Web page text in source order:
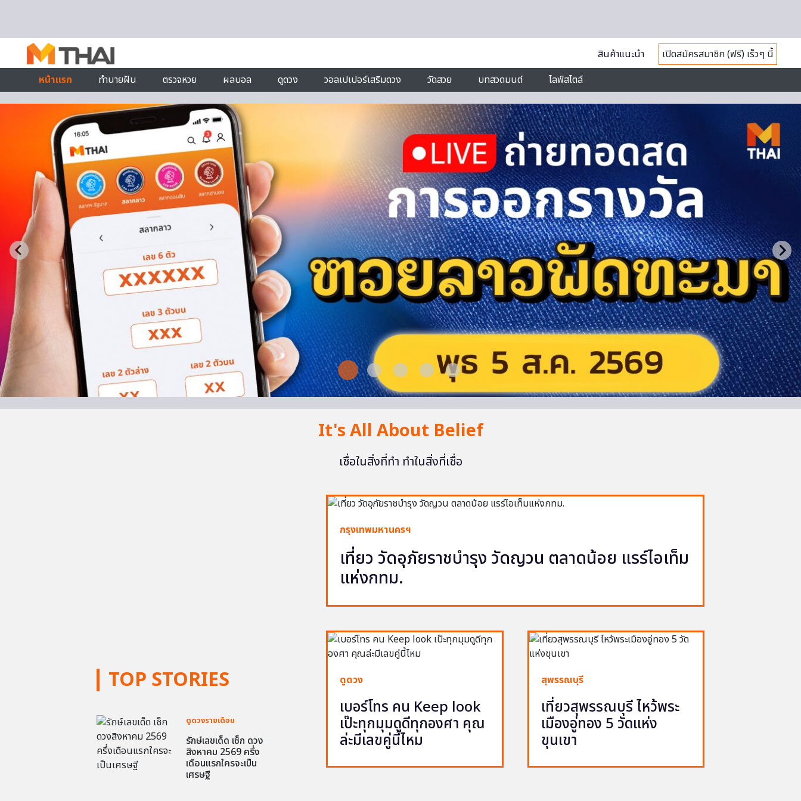
สินค้าแนะนำ
เปิดสมัครสมาชิก (ฟรี) เร็วๆ นี้
หน้าแรก
ทำนายฝัน ตรวจหวย ผลบอล ดูดวง วอลเปเปอร์เสริมดวง วัดสวย บทสวดมนต์ ไลฟ์สไตล์
It's All About Belief
เชื่อในสิ่งที่ทำ ทำในสิ่งที่เชื่อ
TOP STORIES
ดูดวงรายเดือน
รักษ์เลขเด็ด เช็ก ดวง
สิงหาคม 2569 ครึ่ง
เดือนแรกใครจะเป็น
เศรษฐี
กรุงเทพมหานครฯ
เที่ยว วัดอุภัยราชบำรุง วัดญวน ตลาดน้อย แรร์ไอเท็ม
แห่งกทม.
ดูดวง
เบอร์โทร คน Keep look
เป๊ะทุกมุมดูดีทุกองศา คุณ
ล่ะมีเลขคู่นี้ไหม
สุพรรณบุรี
เที่ยวสุพรรณบุรี ไหว้พระ
เมืองอู่ทอง 5 วัดแห่ง
ขุนเขา